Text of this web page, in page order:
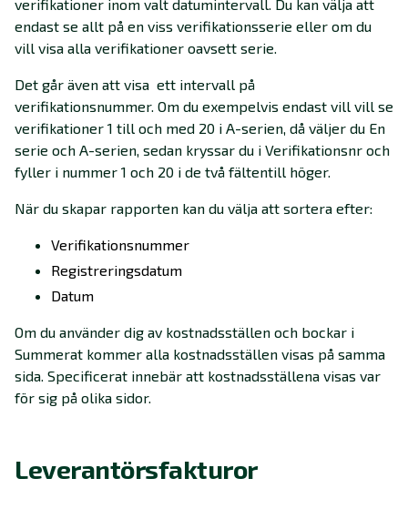
verifikationer inom valt datumintervall. Du kan välja att
endast se allt på en viss verifikationsserie eller om du
vill visa alla verifikationer oavsett serie.
Det går även att visa ett intervall på
verifikationsnummer. Om du exempelvis endast vill vill se
verifikationer 1 till och med 20 i A-serien, då väljer du En
serie och A-serien, sedan kryssar du i Verifikationsnr och
fyller i nummer 1 och 20 i de två fältentill höger.
När du skapar rapporten kan du välja att sortera efter:
Verifikationsnummer
Registreringsdatum
Datum
Om du använder dig av kostnadsställen och bockar i
Summerat kommer alla kostnadsställen visas på samma
sida. Specificerat innebär att kostnadsställena visas var
för sig på olika sidor.
Leverantörsfakturor